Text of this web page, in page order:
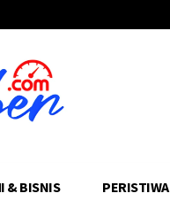
& BISNIS PERISTIWA